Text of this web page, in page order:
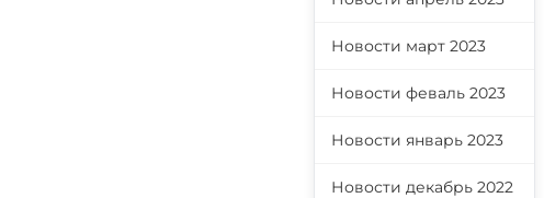
Новости март 2023
Новости феваль 2023
Новости январь 2023
Новости декабрь 2022